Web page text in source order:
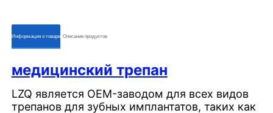
ㅤㅤИнформация о товареㅤㅤ ㅤㅤОписание продуктовㅤㅤ